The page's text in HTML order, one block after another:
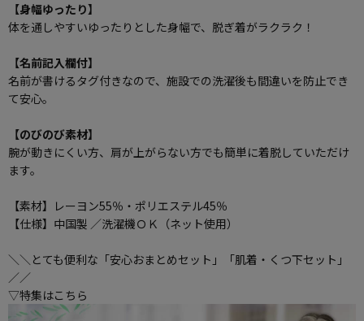
【身幅ゆったり】
体を通しやすいゆったりとした身幅で、脱ぎ着がラクラク！
【名前記入欄付】
名前が書けるタグ付きなので、施設での洗濯後も間違いを防止でき
て安心。
【のびのび素材】
腕が動きにくい方、肩が上がらない方でも簡単に着脱していただけ
ます。
【素材】レーヨン55％・ポリエステル45％
【仕様】中国製 ／洗濯機ＯＫ（ネット使用）
＼＼とても便利な「安心おまとめセット」「肌着・くつ下セット」
／／
▽特集はこちら